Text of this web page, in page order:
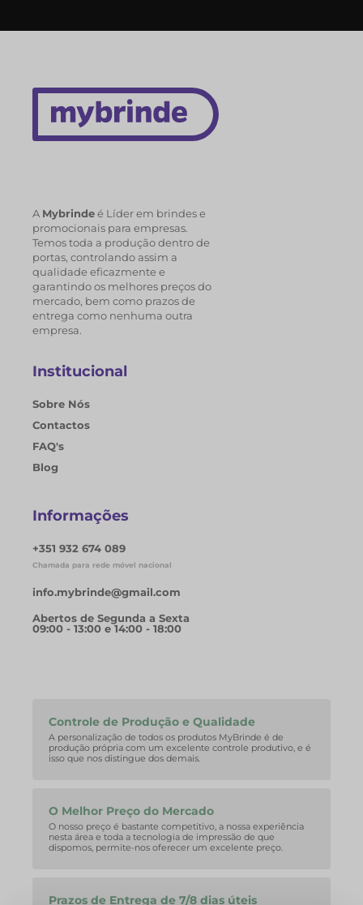
A Mybrindeé Líder em brindes e
promocionais para empresas.
Temos toda a produção dentro de
portas, controlando assim a
qualidade eficazmente e
garantindo os melhores preços do
mercado, bem como prazos de
entrega como nenhuma outra
empresa.
Institucional
Sobre Nós
Contactos
FAQ's
Blog
Informações
+351 932 674 089
Chamada para rede móvel nacional
info.mybrinde@gmail.com
Abertos de Segunda a Sexta
09:00 - 13:00 e 14:00 - 18:00
Controle de Produção e Qualidade
A personalização de todos os produtos MyBrinde é de
produção própria com um excelente controle produtivo, e é
isso que nos distingue dos demais.
O Melhor Preço do Mercado
O nosso preço é bastante competitivo, a nossa experiência
nesta área e toda a tecnologia de impressão de que
dispomos, permite-nos oferecer um excelente preço.
Prazos de Entrega de 7/8 dias úteis